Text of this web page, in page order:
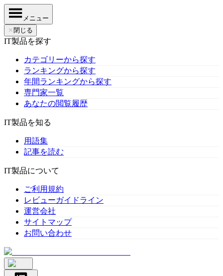
メニュー
✕ 閉じる
IT製品を探す
カテゴリーから探す
ランキングから探す
年間ランキングから探す
専門家一覧
あなたの閲覧履歴
IT製品を知る
用語集
記事を読む
IT製品について
ご利用規約
レビューガイドライン
運営会社
サイトマップ
お問い合わせ